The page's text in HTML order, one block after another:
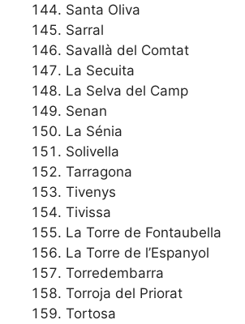
Santa Oliva
Sarral
Savallà del Comtat
La Secuita
La Selva del Camp
Senan
La Sénia
Solivella
Tarragona
Tivenys
Tivissa
La Torre de Fontaubella
La Torre de l’Espanyol
Torredembarra
Torroja del Priorat
Tortosa